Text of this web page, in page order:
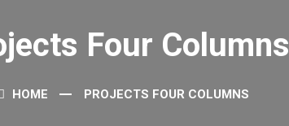
Four Columns
HOME PROJECTS FOUR COLUMNS